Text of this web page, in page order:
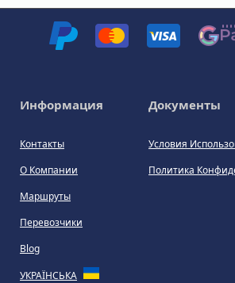
Информация
Контакты
О Компании
Маршруты
Перевозчики
Blog
УКРАЇНСЬКА
Документы
Условия
Политика